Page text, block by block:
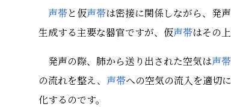
声帯と仮声帯は密接に関係しながら、発
生成する主要な器官ですが、仮声帯はその
発声の際、肺から送り出された空気は声帯
の流れを整え、 声帯への空気の流入を適切
化するのです。